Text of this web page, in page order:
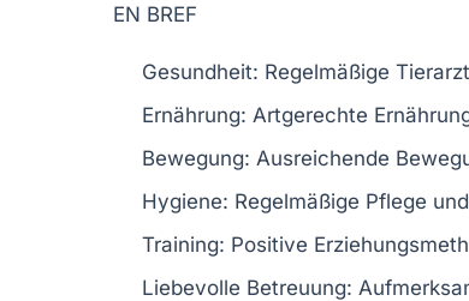
EN BREF
Gesundheit: Regelmäßige
Ernährung: Artgerechte
Bewegung: Ausreichende
Hygiene: Regelmäßige Pflege
Training: Positive
Liebevolle Betreuung: